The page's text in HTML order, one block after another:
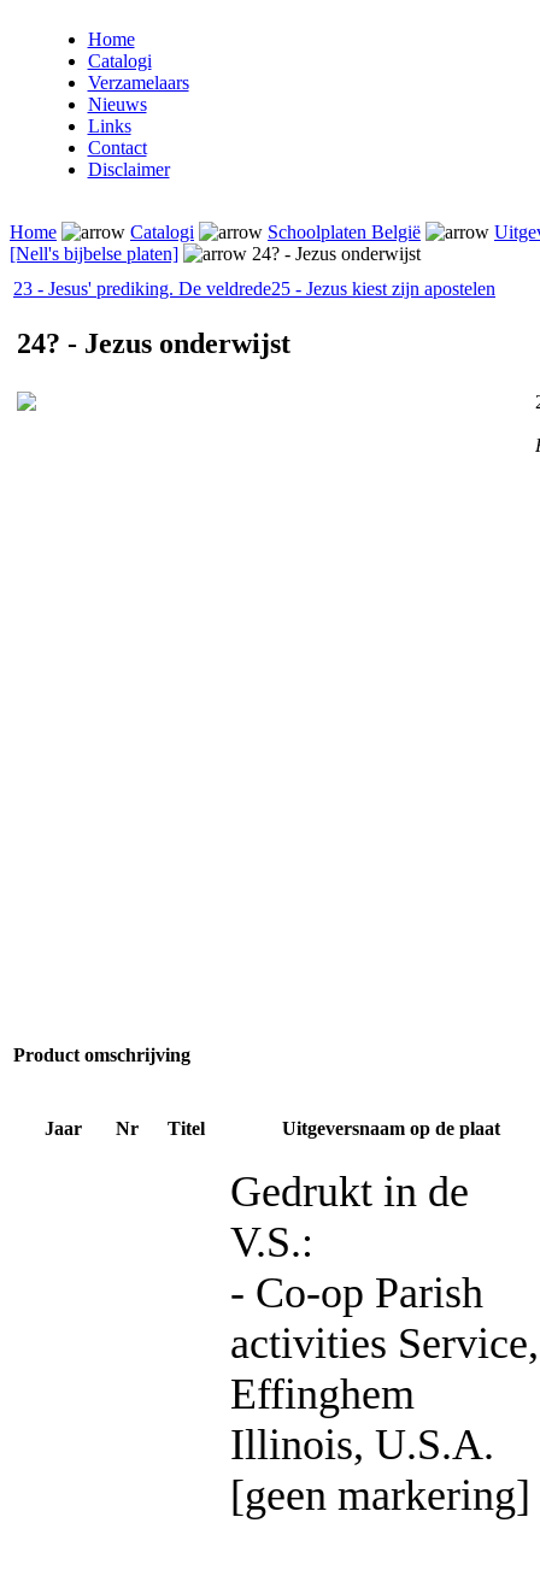
Home
Catalogi
Verzamelaars
Nieuws
Links
Contact
Disclaimer
Home Catalogi Schoolplaten België
[Nell's bijbelse platen]
24? - Jezus onderwijst
23 - Jesus' prediking. De veldrede25 - Jezus kiest zijn apostelen
24? - Jezus onderwijst
Product omschrijving
Jaar Nr Titel Uitgeversnaam op de plaat
Gedrukt in de
V.S.:
- Co-op Parish
activities Service,
Effinghem
Illinois, U.S.A.
[geen markering]